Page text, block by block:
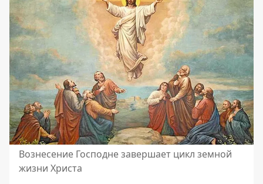
Вознесение Господне завершает цикл земной
жизни Христа